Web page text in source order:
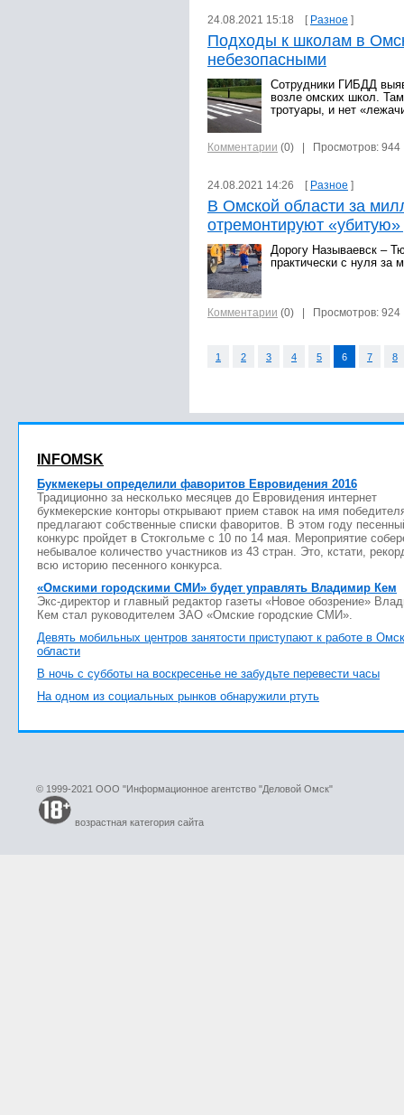
24.08.2021 15:18 [ Разное ]
Подходы к школам в
небезопасными
Сотрудники ГИБДД
возле омских школ.
тротуары, и нет
Комментарии (0) | Просмотров: 944
24.08.2021 14:26 [ Разное ]
В Омской области за
отремонтируют «убитую»
Дорогу Называевск –
практически с нуля за
Комментарии (0) | Просмотров: 924
1 2 3 4 5 6 7 8
INFOMSK
Букмекеры определили фаворитов Евровидения 2016
Традиционно за несколько месяцев до Евровидения интернет
букмекерские конторы открывают прием ставок на имя
предлагают собственные списки фаворитов. В этом году
конкурс пройдет в Стокгольме с 10 по 14 мая. Мероприятие
небывалое количество участников из 43 стран. Это, кстати,
всю историю песенного конкурса.
«Омскими городскими СМИ» будет управлять Владимир Кем
Экс-директор и главный редактор газеты «Новое обозрение»
Кем стал руководителем ЗАО «Омские городские СМИ».
Девять мобильных центров занятости приступают к работе в
области
В ночь с субботы на воскресенье не забудьте перевести часы
На одном из социальных рынков обнаружили ртуть
© 1999-2021 ООО "Информационное агентство "Деловой Омск"
возрастная категория сайта